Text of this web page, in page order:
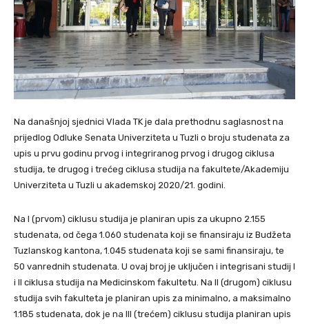
Na današnjoj sjednici Vlada TK je dala prethodnu saglasnost na
prijedlog Odluke Senata Univerziteta u Tuzli o broju studenata za
upis u prvu godinu prvog i integriranog prvog i drugog ciklusa
studija, te drugog i trećeg ciklusa studija na fakultete/Akademiju
Univerziteta u Tuzli u akademskoj 2020/21. godini.
Na I (prvom) ciklusu studija je planiran upis za ukupno 2.155
studenata, od čega 1.060 studenata koji se finansiraju iz Budžeta
Tuzlanskog kantona, 1.045 studenata koji se sami finansiraju, te
50 vanrednih studenata. U ovaj broj je uključen i integrisani studij I
i II ciklusa studija na Medicinskom fakultetu. Na II (drugom) ciklusu
studija svih fakulteta je planiran upis za minimalno, a maksimalno
1.185 studenata, dok je na III (trećem) ciklusu studija planiran upis